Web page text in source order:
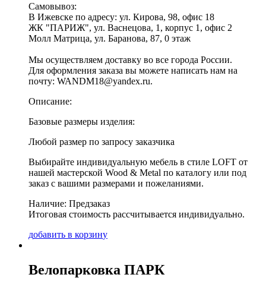
Самовывоз:
В Ижевске по адресу: ул. Кирова, 98, офис 18
ЖК "ПАРИЖ", ул. Васнецова, 1, корпус 1, офис 2
Молл Матрица, ул. Баранова, 87, 0 этаж
Мы осуществляем доставку во все города России.
Для оформления заказа вы можете написать нам на
почту: WANDM18@yandex.ru.
Описание:
Базовые размеры изделия:
Любой размер по запросу заказчика
Выбирайте индивидуальную мебель в стиле LOFT от
нашей мастерской Wood & Metal по каталогу или под
заказ с вашими размерами и пожеланиями.
Наличие: Предзаказ
Итоговая стоимость рассчитывается индивидуально.
добавить в корзину
Велопарковка ПАРК